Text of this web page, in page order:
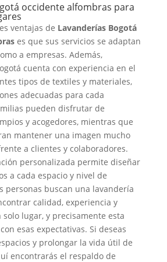
occidente alfombras para
ventajas de Lavanderías Bogotá
es que sus servicios se adaptan
a empresas. Además,
cuenta con experiencia en el
tipos de textiles y materiales,
adecuadas para cada
pueden disfrutar de
y acogedores, mientras que
mantener una imagen mucho
a clientes y colaboradores.
personalizada permite diseñar
a cada espacio y nivel de
personas buscan una lavandería
calidad, experiencia y
lugar, y precisamente esta
esas expectativas. Si deseas
y prolongar la vida útil de
encontrarás el respaldo de